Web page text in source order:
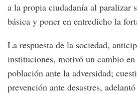
a la propia ciudadanía al paralizar
básica y poner en entredicho la
La respuesta de la sociedad,
instituciones, motivó un cambio
población ante la adversidad;
prevención ante desastres,